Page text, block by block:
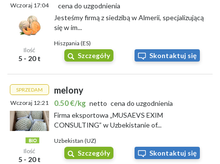
Wczoraj 17:04
Ilość
5 - 20 t
cena do uzgodnienia
Jesteśmy firmą z siedzibą w Almerii, specjalizującą
się w im...
Hiszpania (ES)
Szczegóły Skontaktuj się
SPRZEDAM
Wczoraj 12:21
Ilość
5 - 20 t
melony
0.50 €/kg netto cena do uzgodnienia
Firma eksportowa „MUSAEVS EXIM
CONSULTING” w Uzbekistanie of...
Uzbekistan (UZ)
Szczegóły Skontaktuj się